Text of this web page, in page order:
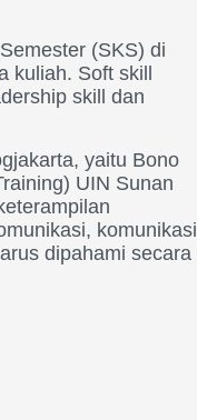
(SKS) di
kuliah. Soft skill
skill dan
yaitu Bono
UIN Sunan
komunikasi
dipahami secara